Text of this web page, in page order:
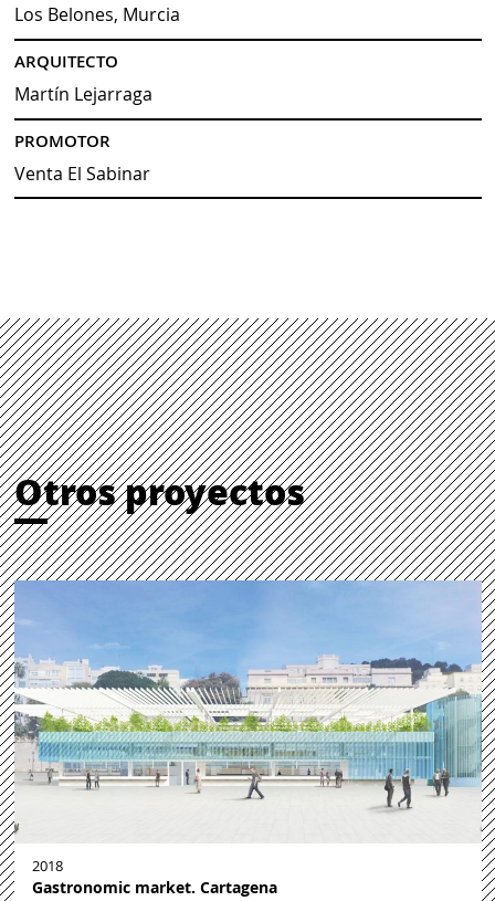
Los Belones, Murcia
ARQUITECTO
Martín Lejarraga
PROMOTOR
Venta El Sabinar
Otros proyectos
2018
Gastronomic market. Cartagena